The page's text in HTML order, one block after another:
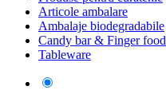
Articole ambalare
Ambalaje biodegradabile
Candy bar & Finger food
Tableware